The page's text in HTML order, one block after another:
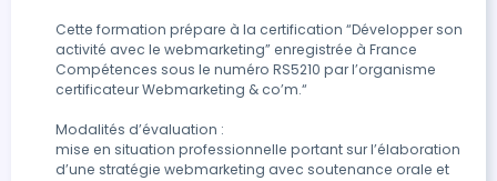
Cette formation prépare à la certification “Développer son
activité avec le webmarketing” enregistrée à France
Compétences sous le numéro RS5210 par l’organisme
certificateur Webmarketing & co’m.“
Modalités d’évaluation :
mise en situation professionnelle portant sur l’élaboration
d’une stratégie webmarketing avec soutenance orale et